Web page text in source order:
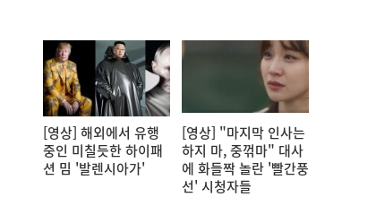
[영상] 해외에서 유행
중인 미칠듯한 하이패
션 밈 '발렌시아가'
[영상] "마지막 인사는
하지 마, 중꺾마" 대사
에 화들짝 놀란 '빨간풍
선' 시청자들